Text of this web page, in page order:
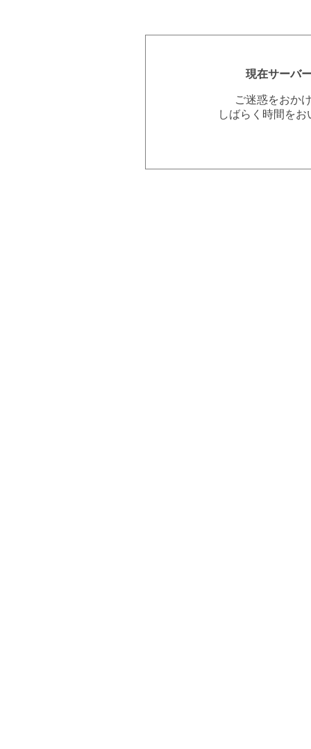
現在サーバ
ご迷惑をおか
しばらく時間を